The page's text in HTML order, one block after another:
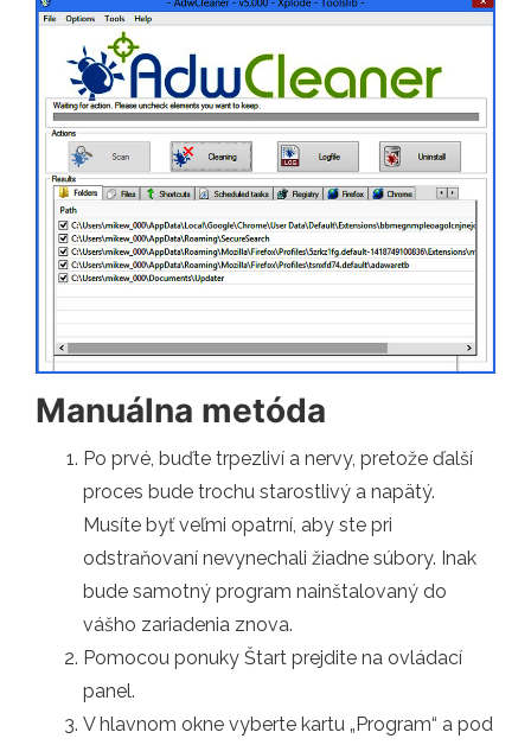
Manuálna metóda
Po prvé, buďte trpezliví a nervy, pretože ďalší
proces bude trochu starostlivý a napätý.
Musíte byť veľmi opatrní, aby ste pri
odstraňovaní nevynechali žiadne súbory. Inak
bude samotný program nainštalovaný do
vášho zariadenia znova.
Pomocou ponuky Štart prejdite na ovládací
panel.
V hlavnom okne vyberte kartu „Program“ a pod